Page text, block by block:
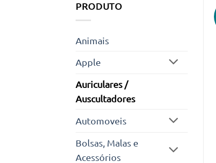
PRODUTO
Animais
Apple
Auriculares /
Auscultadores
Automoveis
Bolsas, Malas e
Acessórios